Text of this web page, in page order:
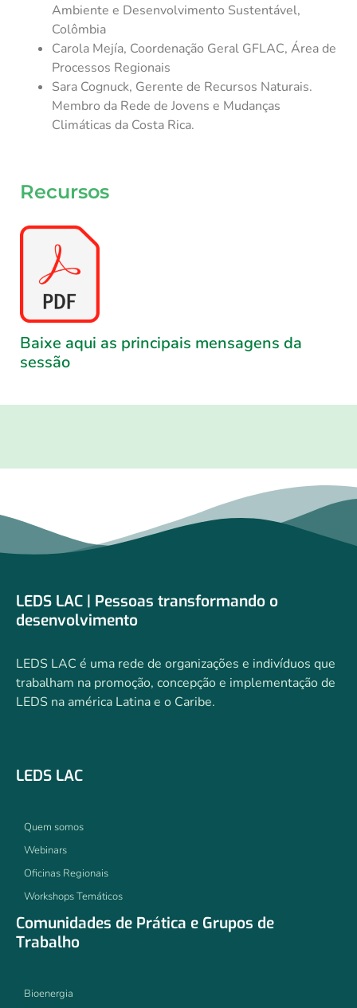
Ambiente e Desenvolvimento Sustentável,
Colômbia
Carola Mejía, Coordenação Geral GFLAC, Área de
Processos Regionais
Sara Cognuck, Gerente de Recursos Naturais.
Membro da Rede de Jovens e Mudanças
Climáticas da Costa Rica.
Recursos
Baixe aqui as principais mensagens da
sessão
LEDS LAC | Pessoas transformando o
desenvolvimento
LEDS LAC é uma rede de organizações e indivíduos que
trabalham na promoção, concepção e implementação de
LEDS na américa Latina e o Caribe.
LEDS LAC
Quem somos
Webinars
Oficinas Regionais
Workshops Temáticos
Comunidades de Prática e Grupos de
Trabalho
Bioenergia